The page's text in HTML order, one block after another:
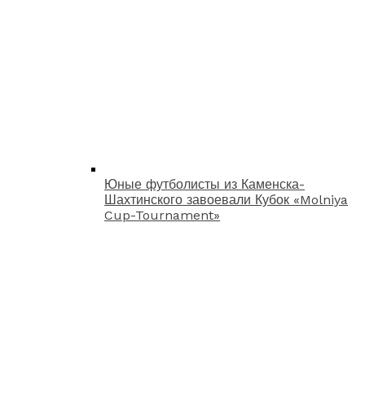
Юные футболисты из Каменска-
Шахтинского завоевали Кубок «Molniya
Cup-Tournament»